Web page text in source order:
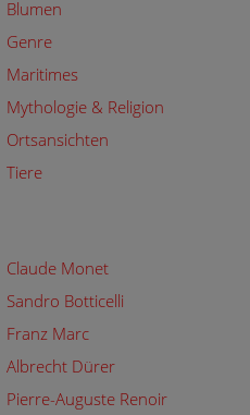
Blumen
Genre
Maritimes
Mythologie & Religion
Ortsansichten
Tiere
Claude Monet
Sandro Botticelli
Franz Marc
Albrecht Dürer
Pierre-Auguste Renoir